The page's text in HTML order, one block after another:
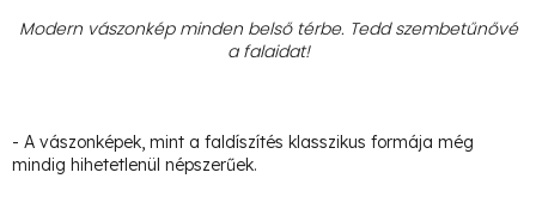
Modern vászonkép minden belső térbe. Tedd szembetűnővé
a falaidat!
- A vászonképek, mint a faldíszítés klasszikus formája még
mindig hihetetlenül népszerűek.